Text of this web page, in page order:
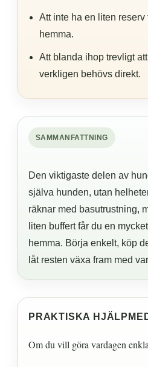
Att inte ha en liten reserv
hemma.
Att blanda ihop trevligt
verkligen behövs direkt.
SAMMANFATTNING
Den viktigaste delen av
själva hunden, utan
räknar med basutrustning,
liten buffert får du en
hemma. Börja enkelt, köp
låt resten växa fram med
PRAKTISKA
Om du vill göra vardagen